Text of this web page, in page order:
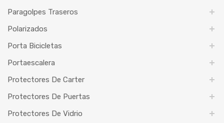
Paragolpes Traseros
Polarizados
Porta Bicicletas
Portaescalera
Protectores De Carter
Protectores De Puertas
Protectores De Vidrio